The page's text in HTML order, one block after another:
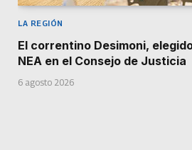
LA REGIÓN
El correntino Desimoni,
NEA en el Consejo de Justicia
6 agosto 2026